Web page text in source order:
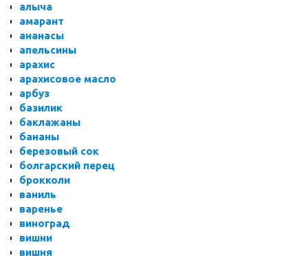
алыча
амарант
ананасы
апельсины
арахис
арахисовое масло
арбуз
базилик
баклажаны
бананы
березовый сок
болгарский перец
брокколи
ваниль
варенье
виноград
вишни
вишня